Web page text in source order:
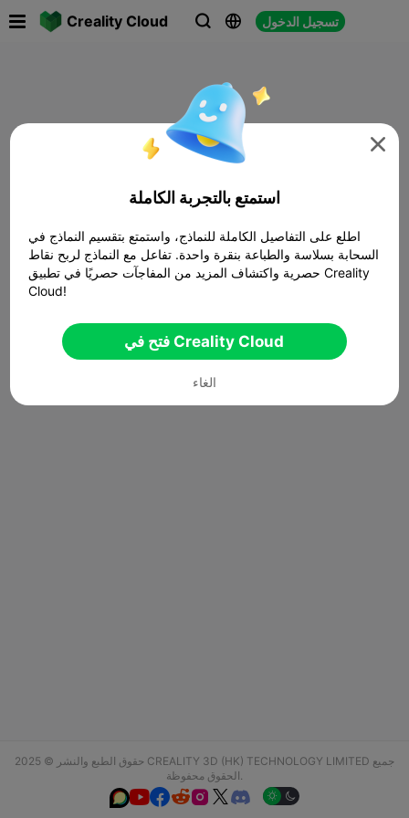
Creality Cloud   تسجيل الدخول
حقوق الطبع والنشر © 2025 CREALITY 3D (HK) TECHNOLOGY LIMITED جميع
الحقوق محفوظة.
  

استمتع بالتجربة الكاملة
اطلع على التفاصيل الكاملة للنماذج، واستمتع بتقسيم النماذج في
السحابة بسلاسة والطباعة بنقرة واحدة. تفاعل مع النماذج لربح نقاط
حصرية واكتشاف المزيد من المفاجآت حصريًا في تطبيق Creality
Cloud!
فتح في Creality Cloud
الغاء